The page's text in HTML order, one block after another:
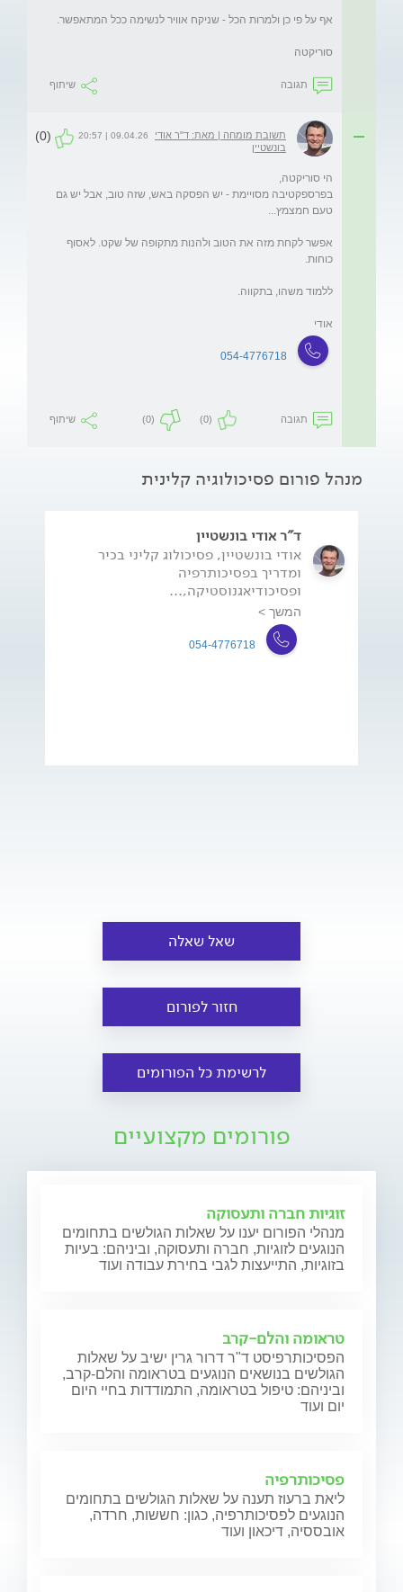
סוריקטה
תגובה שיתוף
תשובת מומחה | מאת: ד"ר אודי
בונשטיין
09.04.26 | 20:57
(0)
בפרספקטיבה מסויימת - יש הפסקה באש, שזה טוב, אבל יש גם
אפשר לקחת מזה את הטוב ולהנות מתקופה של שקט. לאסוף
אודי
054-4776718
תגובה (0)
(0) שיתוף
מנהל פורום פסיכולוגיה קלינית
ד"ר אודי בונשטיין
אודי בונשטיין, פסיכולוג קליני בכיר
ומדריך בפסיכותרפיה
ופסיכודיאגנוסטיקה,...
המשך >
054-4776718
שאל שאלה
חזור לפורום
לרשימת כל הפורומים
פורומים מקצועיים
זוגיות חברה ותעסוקה
מנהלי הפורום יענו על שאלות הגולשים בתחומים
הנוגעים לזוגיות, חברה ותעסוקה, וביניהם: בעיות
בזוגיות, התייעצות לגבי בחירת עבודה ועוד
טראומה והלם-קרב
הפסיכותרפיסט ד"ר דרור גרין ישיב על שאלות
הגולשים בנושאים הנוגעים בטראומה והלם-קרב,
וביניהם: טיפול בטראומה, התמודדות בחיי היום
יום ועוד
פסיכותרפיה
ליאת ברעוז תענה על שאלות הגולשים בתחומים
הנוגעים לפסיכותרפיה, כגון: חששות, חרדה,
אובססיה, דיכאון ועוד